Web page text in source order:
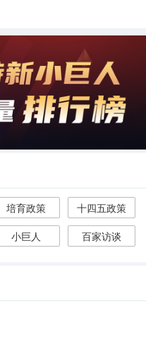
培育政策
十四五政策
小巨人 百家访谈